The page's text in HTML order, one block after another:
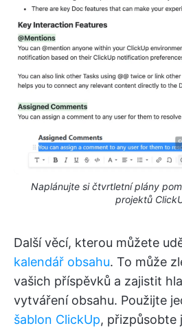
Naplánujte si čtvrtletní plány
projektů
Další věcí, kterou můžete
kalendář obsahu. To může
vašich příspěvků a zajistit
vytváření obsahu. Použijte
šablon ClickUp, přizpůsobte